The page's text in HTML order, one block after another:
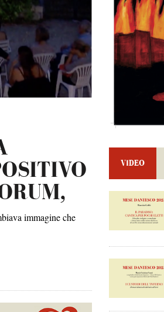
2026 RSM
immagine che
VIDEO